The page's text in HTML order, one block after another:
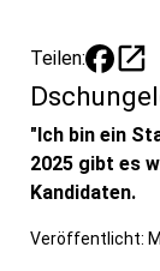
Teilen: open_in_new
"Ich bin ein
2025 gibt es
Kandidaten.
Veröffentlicht: